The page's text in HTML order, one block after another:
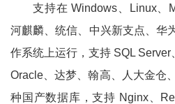
支持在 Windows、Linux、
河麒麟、统信、中兴新支点、华
作系统上运行，支持 SQL Server
Oracle、达梦、翰高、人大金仓
种国产数据库，支持 Nginx、